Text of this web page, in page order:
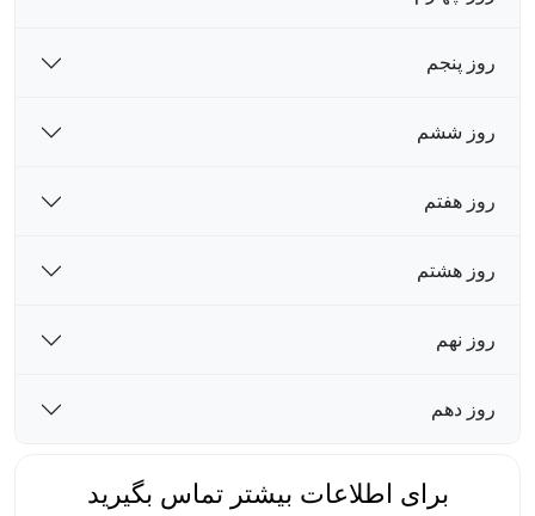
روز پنجم
روز ششم
روز هفتم
روز هشتم
روز نهم
روز دهم
برای اطلاعات بیشتر تماس بگیرید